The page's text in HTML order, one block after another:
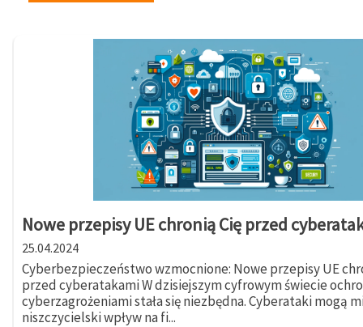
Nowe przepisy UE chronią Cię przed
25.04.2024
Cyberbezpieczeństwo wzmocnione: Nowe przepisy UE
przed cyberatakami W dzisiejszym cyfrowym świecie
cyberzagrożeniami stała się niezbędna. Cyberataki mogą
niszczycielski wpływ na fi...